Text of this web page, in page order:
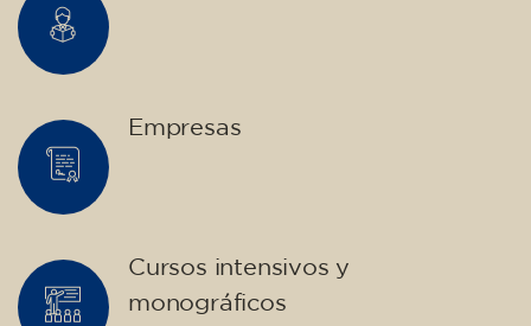
Empresas
Cursos intensivos y
monográficos